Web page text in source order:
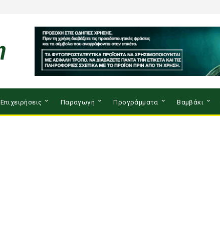
Επιχειρήσεις Παραγωγή Προγράμματα Βαμβάκι